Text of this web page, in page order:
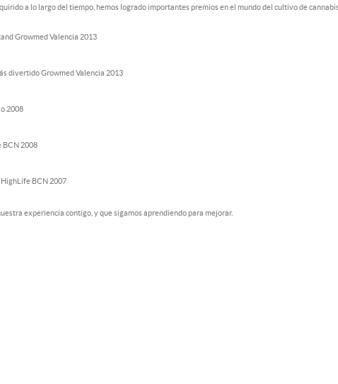
a lo largo del tiempo, hemos logrado importantes premios en el mundo del cultivo de
Growmed Valencia 2013
divertido Growmed Valencia 2013
2008
BCN 2008
BCN 2007
experiencia contigo, y que sigamos aprendiendo para mejorar.